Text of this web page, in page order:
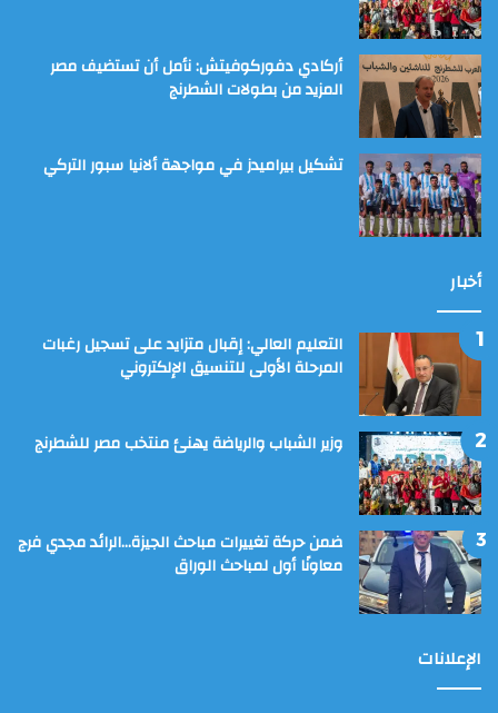
أركادي دفوركوفيتش: نأمل أن تستضيف مصر
المزيد من بطولات الشطرنج
تشكيل بيراميدز في مواجهة ألانيا سبور التركي
أخبار
التعليم العالي: إقبال متزايد على تسجيل رغبات
المرحلة الأولى للتنسيق الإلكتروني
وزير الشباب والرياضة يهنئ منتخب مصر للشطرنج
ضمن حركة تغييرات مباحث الجيزة…الرائد مجدي فرج
معاونًا أول لمباحث الوراق
الإعلانات